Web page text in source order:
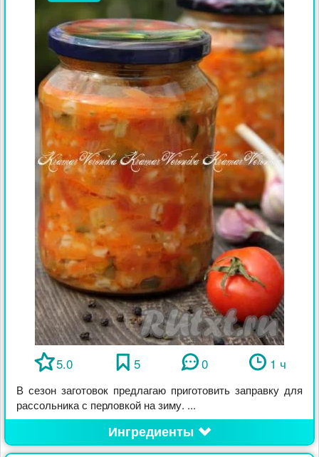
5.0 5 0 1 ч
В сезон заготовок предлагаю приготовить заправку для
рассольника с перловкой на зиму. ...
Ингредиенты